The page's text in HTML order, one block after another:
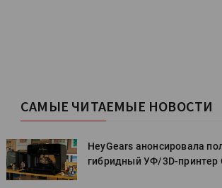
САМЫЕ ЧИТАЕМЫЕ НОВОСТИ
HeyGears анонсировала
гибридный УФ/3D-принтер